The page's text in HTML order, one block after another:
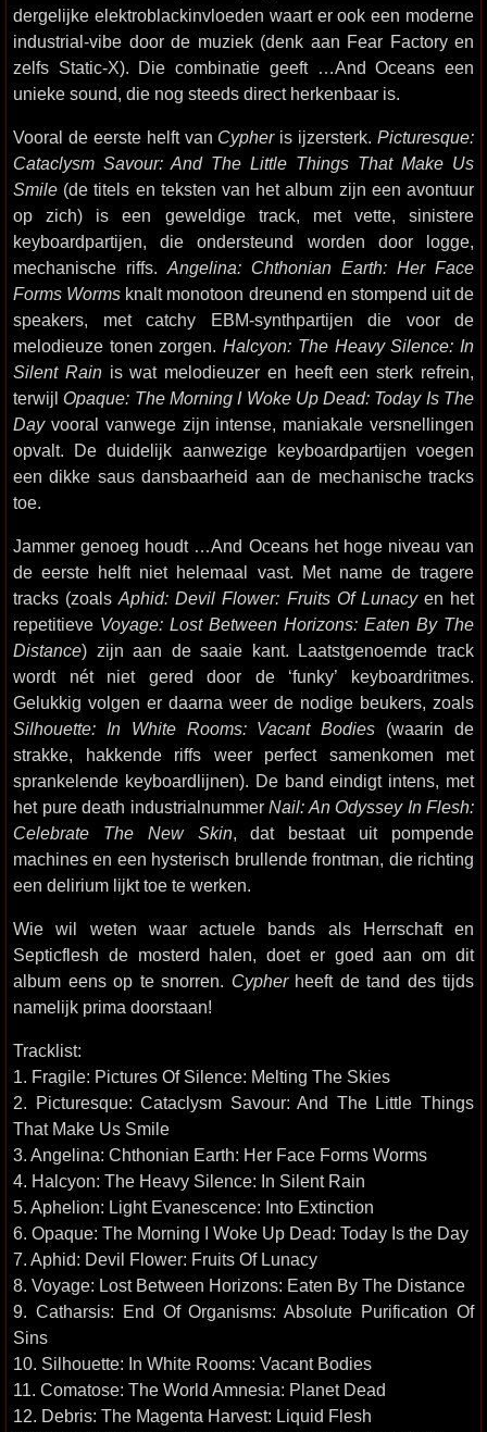
dergelijke elektroblackinvloeden waart er ook een moderne
industrial-vibe door de muziek (denk aan Fear Factory en
zelfs Static-X). Die combinatie geeft …And Oceans een
unieke sound, die nog steeds direct herkenbaar is.
Vooral de eerste helft van Cypheris ijzersterk. Picturesque:
Cataclysm Savour: And The Little Things That Make Us
Smile (de titels en teksten van het album zijn een avontuur
op zich) is een geweldige track, met vette, sinistere
keyboardpartijen, die ondersteund worden door logge,
mechanische riffs. Angelina: Chthonian Earth: Her Face
Forms Worms knalt monotoon dreunend en stompend uit de
speakers, met catchy EBM-synthpartijen die voor de
melodieuze tonen zorgen.Halcyon: The Heavy Silence: In
Silent Rainis wat melodieuzer en heeft een sterk refrein,
terwijl Opaque: The Morning I Woke Up Dead: Today Is The
Dayvooral vanwege zijn intense, maniakale versnellingen
opvalt. De duidelijk aanwezige keyboardpartijen voegen
een dikke saus dansbaarheid aan de mechanische tracks
toe.
Jammer genoeg houdt …And Oceans het hoge niveau van
de eerste helft niet helemaal vast. Met name de tragere
tracks (zoalsAphid: Devil Flower: Fruits Of Lunacyen het
repetitieve Voyage: Lost Between Horizons: Eaten By The
Distance) zijn aan de saaie kant. Laatstgenoemde track
wordt nét niet gered door de ‘funky’ keyboardritmes.
Gelukkig volgen er daarna weer de nodige beukers, zoals
Silhouette: In White Rooms: Vacant Bodies (waarin de
strakke, hakkende riffs weer perfect samenkomen met
sprankelende keyboardlijnen). De band eindigt intens, met
het pure death industrialnummer Nail: An Odyssey In Flesh:
Celebrate The New Skin, dat bestaat uit pompende
machines en een hysterisch brullende frontman, die richting
een delirium lijkt toe te werken.
Wie wil weten waar actuele bands als Herrschaft en
Septicflesh de mosterd halen, doet er goed aan om dit
album eens op te snorren. Cypherheeft de tand des tijds
namelijk prima doorstaan!
Tracklist:
1. Fragile: Pictures Of Silence: Melting The Skies
2. Picturesque: Cataclysm Savour: And The Little Things
That Make Us Smile
3. Angelina: Chthonian Earth: Her Face Forms Worms
4. Halcyon: The Heavy Silence: In Silent Rain
5. Aphelion: Light Evanescence: Into Extinction
6. Opaque: The Morning I Woke Up Dead: Today Is the Day
7. Aphid: Devil Flower: Fruits Of Lunacy
8. Voyage: Lost Between Horizons: Eaten By The Distance
9. Catharsis: End Of Organisms: Absolute Purification Of
Sins
10. Silhouette: In White Rooms: Vacant Bodies
11. Comatose: The World Amnesia: Planet Dead
12. Debris: The Magenta Harvest: Liquid Flesh